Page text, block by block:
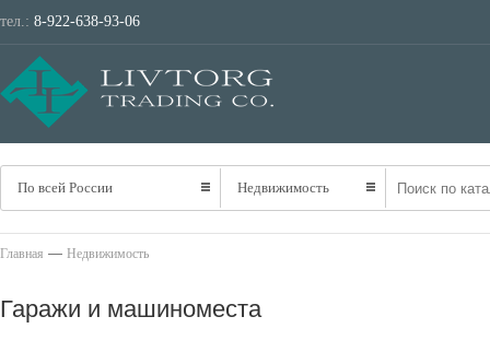
тел.: 8-922-638-93-06
По всей России Недвижимость
Главная — Недвижимость
Гаражи и машиноместа